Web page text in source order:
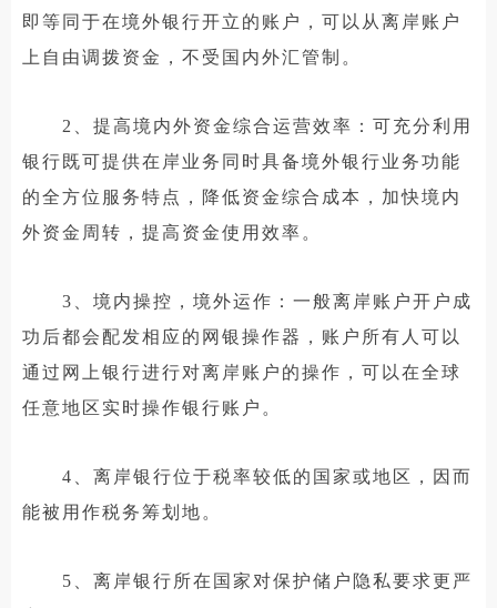
即等同于在境外银行开立的账户，可以从离岸账户
上自由调拨资金，不受国内外汇管制。
2、提高境内外资金综合运营效率：可充分利用
银行既可提供在岸业务同时具备境外银行业务功能
的全方位服务特点，降低资金综合成本，加快境内
外资金周转，提高资金使用效率。
3、境内操控，境外运作：一般离岸账户开户成
功后都会配发相应的网银操作器，账户所有人可以
通过网上银行进行对离岸账户的操作，可以在全球
任意地区实时操作银行账户。
4、离岸银行位于税率较低的国家或地区，因而
能被用作税务筹划地。
5、离岸银行所在国家对保护储户隐私要求更严